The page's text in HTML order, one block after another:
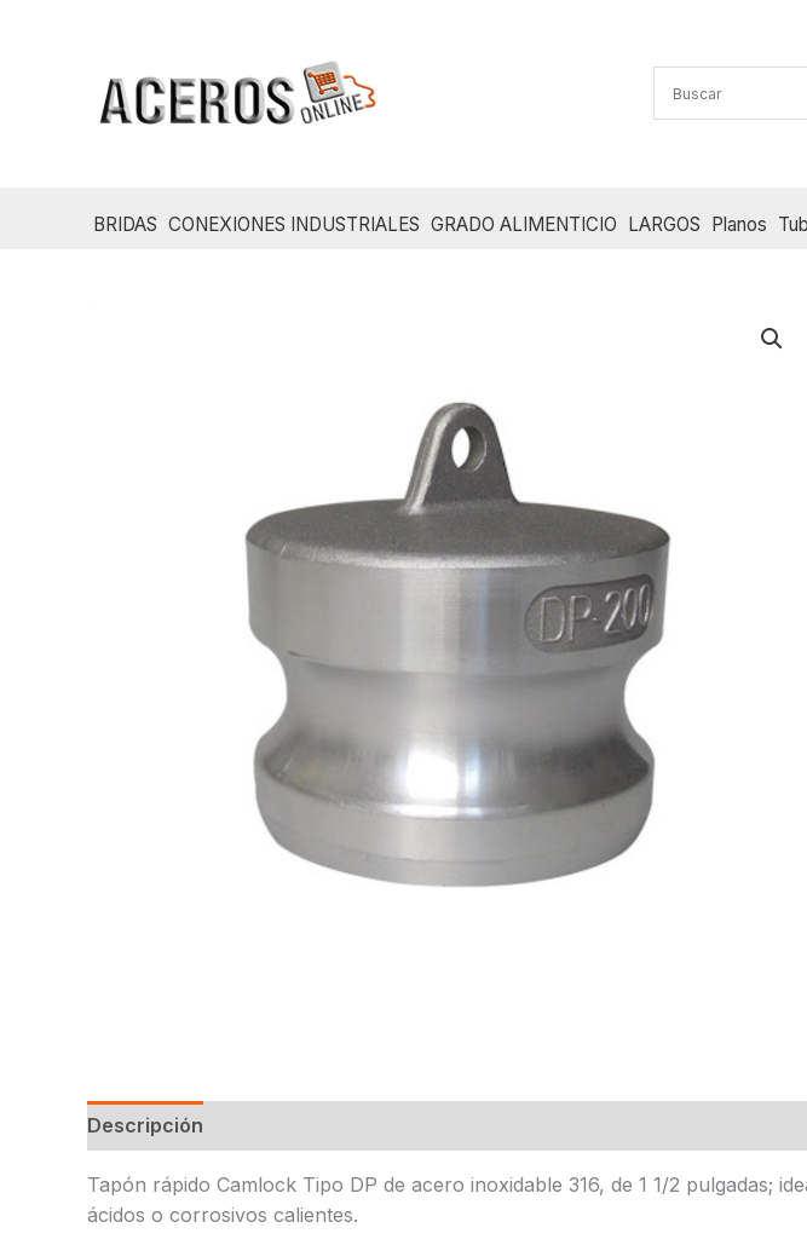
BRIDAS CONEXIONES INDUSTRIALES GRADO ALIMENTICIO LARGOS Planos
Descripción
Tapón rápido Camlock Tipo DP de acero inoxidable 316, de 1 1/2 pulgadas;
ácidos o corrosivos calientes.